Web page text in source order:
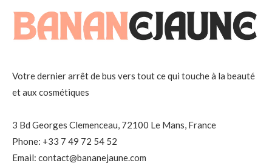
Votre dernier arrêt de bus vers tout ce qui touche à la beauté
et aux cosmétiques
3 Bd Georges Clemenceau, 72100 Le Mans, France
Phone: +33 7 49 72 54 52
Email: contact@bananejaune.com